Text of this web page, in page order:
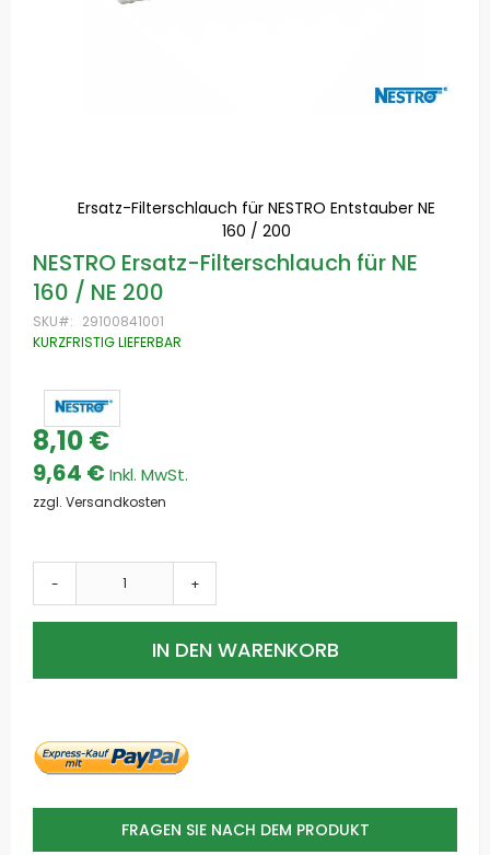
Ersatz-Filterschlauch für NESTRO Entstauber NE
160 / 200
Zum
Anfang
der
Bildgalerie
springen
NESTRO Ersatz-Filterschlauch für NE
160 / NE 200
SKU
29100841001
KURZFRISTIG LIEFERBAR
9,64 €
8,10 €
zzgl. Versandkosten
- +
IN DEN WARENKORB
FRAGEN SIE NACH DEM PRODUKT